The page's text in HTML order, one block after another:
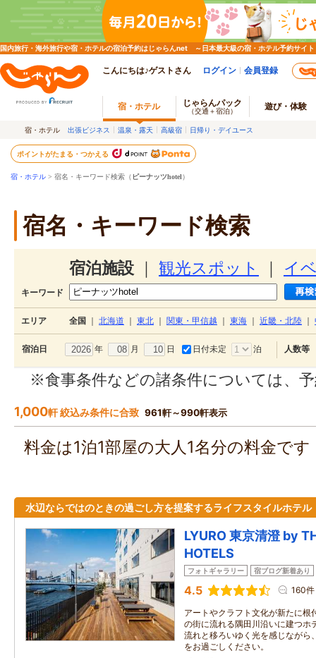
国内旅行・海外旅行や宿・ホテルの宿泊予約はじゃらんnet ～日本最大級の宿・ホテル予約サイト
こんにちは♪ゲストさん ログイン 会員登録
宿・ホテル じゃらんパック
（交通＋宿泊） 遊び・体験
宿・ホテル 出張ビジネス 温泉・露天 高級宿 日帰り・デイユース
ポイントがたまる・つかえる
宿・ホテル > 宿名・キーワード検索（ ピーナッツhotel）
宿名・キーワード検索
宿泊施設 観光スポット イ
キーワード
エリア 全国 北海道 東北 関東・甲信越 東海 近畿・北陸
宿泊日 年 月 日 日付未定 泊 人数等
※食事条件などの諸条件については、
1,000軒 絞込み条件に合致 961軒～990軒表示
料金は1泊1部屋の大人1名分の料金で
水辺ならではのときの過ごし方を提案するライフスタイルホテル
LYURO 東京清澄 by
HOTELS
フォトギャラリー 宿ブログ新着あり
4.5 160件
アートやクラフト文化が新たに根
の街に流れる隅田川沿いに建つホ
流れと移ろいゆく光を感じながら
をお過ごしください。